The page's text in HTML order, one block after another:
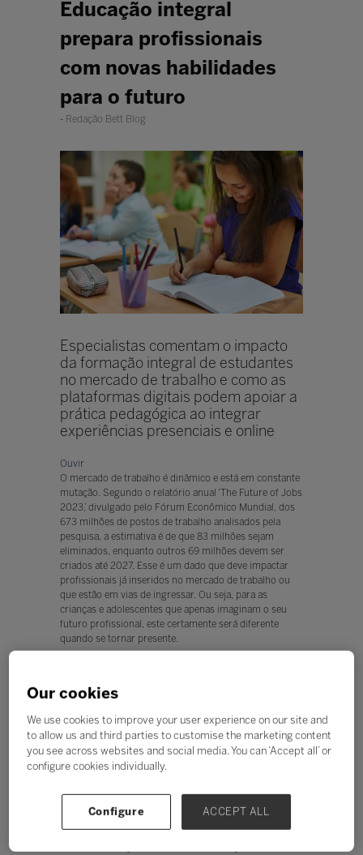
Educação integral
prepara profissionais
com novas habilidades
para o futuro
Redação Bett Blog
Especialistas comentam o impacto
da formação integral de estudantes
no mercado de trabalho e como as
plataformas digitais podem apoiar a
prática pedagógica ao integrar
experiências presenciais e online
Ouvir
O mercado de trabalho é dinâmico e está em constante
mutação. Segundo o relatório anual ‘The Future of Jobs
2023,’ divulgado pelo Fórum Econômico Mundial, dos
673 milhões de postos de trabalho analisados pela
pesquisa, a estimativa é de que 83 milhões sejam
eliminados, enquanto outros 69 milhões devem ser
criados até 2027. Esse é um dado que deve impactar
profissionais já inseridos no mercado de trabalho ou
que estão em vias de ingressar. Ou seja, para as
crianças e adolescentes que apenas imaginam o seu
futuro profissional, este certamente será diferente
quando se tornar presente.
proporcionar o desenvolvimento do sujeito em todas
e cultural - é uma tendência que tem o potencial de
preparar os estudantes para os diversos desafios
impostos no ‘mundo real’ e, principalmente, deixá-los
aptos ao mercado de trabalho que está em evolução
os estudantes para um mercado de trabalho que
valoriza habilidades além do conhecimento técnico,
Our cookies
We use cookies to improve your user experience on our site and
to allow us and third parties to customise the marketing content
you see across websites and social media. You can ‘Accept all’ or
configure cookies individually.
Configure ACCEPT ALL